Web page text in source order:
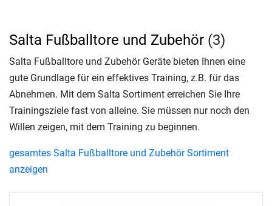
Salta Fußballtore und Zubehör (3)
Salta Fußballtore und Zubehör Geräte bieten Ihnen eine
gute Grundlage für ein effektives Training, z.B. für das
Abnehmen. Mit dem Salta Sortiment erreichen Sie Ihre
Trainingsziele fast von alleine. Sie müssen nur noch den
Willen zeigen, mit dem Training zu beginnen.
gesamtes Salta Fußballtore und Zubehör Sortiment
anzeigen